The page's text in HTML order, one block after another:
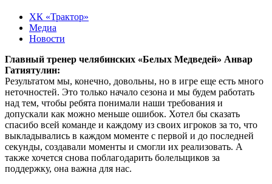
ХК «Трактор»
Медиа
Новости
Главный тренер челябинских «Белых Медведей» Анвар
Гатиятулин:
Результатом мы, конечно, довольны, но в игре еще есть много
неточностей. Это только начало сезона и мы будем работать
над тем, чтобы ребята понимали наши требования и
допускали как можно меньше ошибок. Хотел бы сказать
спасибо всей команде и каждому из своих игроков за то, что
выкладывались в каждом моменте с первой и до последней
секунды, создавали моменты и смогли их реализовать. А
также хочется снова поблагодарить болельщиков за
поддержку, она важна для нас.